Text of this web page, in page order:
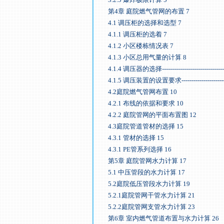
第4章 庭院燃气管网的布置 7
4.1 调压柜的选择和选型 7
4.1.1 调压柜的选着 7
4.1.2 小区楼栋情况表 7
4.1.3 小区总用气量的计算 8
4.1.4 调压器的选择
4.1.5 调压装置的设置要求
4.2庭院燃气管网布置 10
4.2.1 布线的依据和要求 10
4.2.2 庭院管网的平面布置图 12
4.3庭院管道管材的选择 15
4.3.1 管材的选择 15
4.3.1 PE管系列选择 16
第5章 庭院管网水力计算 17
5.1 中压管段的水力计算 17
5.2庭院低压管段水力计算 19
5.2.1庭院管网干管水力计算 21
5.2.2庭院管网支管水力计算 23
第6章 室内燃气管道布置与水力计算 26